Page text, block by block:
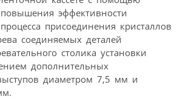
эффективности
присоединения кристаллов
соединяемых деталей
столика установки
дополнительных
диаметром 7,5 мм и